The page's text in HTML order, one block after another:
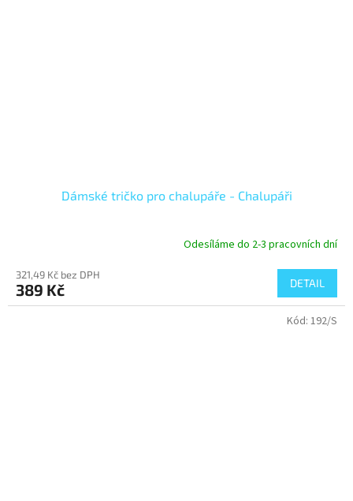
Dámské tričko pro chalupáře - Chalupáři
Odesíláme do 2-3 pracovních dní
321,49 Kč bez DPH
389 Kč DETAIL
Kód: 192/S